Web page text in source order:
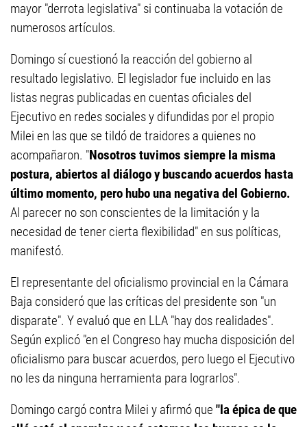
mayor "derrota legislativa" si continuaba la votación de
numerosos artículos.
Domingo sí cuestionó la reacción del gobierno al
resultado legislativo. El legislador fue incluido en las
listas negras publicadas en cuentas oficiales del
Ejecutivo en redes sociales y difundidas por el propio
Milei en las que se tildó de traidores a quienes no
acompañaron. "Nosotros tuvimos siempre la misma
postura, abiertos al diálogo y buscando acuerdos hasta
último momento, pero hubo una negativa del Gobierno.
Al parecer no son conscientes de la limitación y la
necesidad de tener cierta flexibilidad" en sus políticas,
manifestó.
El representante del oficialismo provincial en la Cámara
Baja consideró que las críticas del presidente son "un
disparate". Y evaluó que en LLA "hay dos realidades".
Según explicó "en el Congreso hay mucha disposición del
oficialismo para buscar acuerdos, pero luego el Ejecutivo
no les da ninguna herramienta para lograrlos".
Domingo cargó contra Milei y afirmó que "la épica de que